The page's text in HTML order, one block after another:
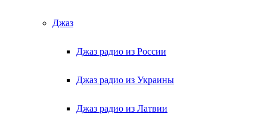
Джаз
Джаз радио из России
Джаз радио из Украины
Джаз радио из Латвии